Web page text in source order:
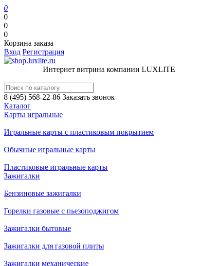
0
0
0
0
Корзина заказа
Вход Регистрация
Интернет витрина компании LUXLITE
8 (495) 568-22-86 Заказать звонок
Каталог
Карты игральные
Игральные карты с пластиковым покрытием
Обычные игральные карты
Пластиковые игральные карты
Зажигалки
Бензиновые зажигалки
Горелки газовые с пьезоподжигом
Зажигалки бытовые
Зажигалки для газовой плиты
Зажигалки механические